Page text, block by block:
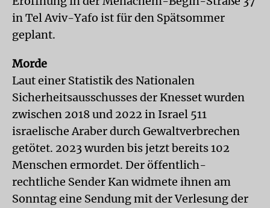
in Tel Aviv-Yafo ist für den Spätsommer
geplant.
Morde
Laut einer Statistik des Nationalen
Sicherheitsausschusses der Knesset wurden
zwischen 2018 und 2022 in Israel 511
israelische Araber durch Gewaltverbrechen
getötet. 2023 wurden bis jetzt bereits 102
Menschen ermordet. Der öffentlich-
rechtliche Sender Kan widmete ihnen am
Sonntag eine Sendung mit der Verlesung der